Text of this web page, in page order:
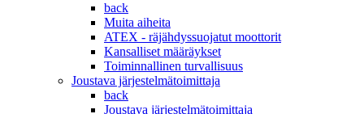
back
Muita aiheita
ATEX - räjähdyssuojatut moottorit
Kansalliset määräykset
Toiminnallinen turvallisuus
Joustava järjestelmätoimittaja
back
Joustava järjestelmätoimittaja